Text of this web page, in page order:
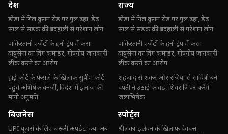
देश
डोडा में गिल कुनन रोड पर पुल ढहा, डेढ़
साल से सड़क की बदहाली से परेशान लोग
पाकिस्तानी एजेंटों के हनी ट्रैप में फंसा
वायुसेना का विंग कमांडर, गोपनीय जानकारी
लीक करने का आरोप
हाई कोर्ट के फैसले के खिलाफ सुप्रीम कोर्ट
पहुंचे अभिषेक बनर्जी, विदेश में इलाज की
मांगी अनुमति
राज्य
डोडा में गिल कुनन रोड पर पुल ढहा, डेढ़
साल से सड़क की बदहाली से परेशान लोग
पाकिस्तानी एजेंटों के हनी ट्रैप में फंसा
वायुसेना का विंग कमांडर, गोपनीय जानकारी
लीक करने का आरोप
शहजाद से शंकर और रजिया से सावित्री बने
दंपती ने उठाई कांवड़, शिवरात्रि पर करेंगे
जलाभिषेक
बिजनेस
UPI यूजर्स के लिए जरूरी अपडेट: क्या अब
स्पोर्ट्स
श्रीलंका-इलेवन के खिलाफ देवदत्त